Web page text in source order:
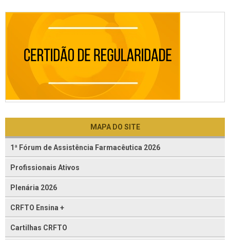
MAPA DO SITE
1ª Fórum de Assistência Farmacêutica 2026
Profissionais Ativos
Plenária 2026
CRFTO Ensina +
Cartilhas CRFTO